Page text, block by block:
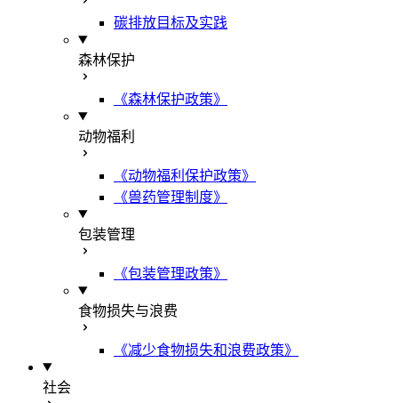
碳排放目标及实践
森林保护
《森林保护政策》
动物福利
《动物福利保护政策》
《兽药管理制度》
包装管理
《包装管理政策》
食物损失与浪费
《减少食物损失和浪费政策》
社会